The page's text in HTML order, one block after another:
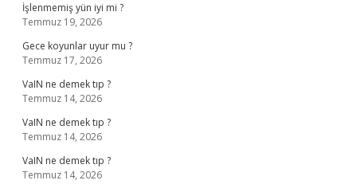
İşlenmemiş yün iyi mi ?
Temmuz 19, 2026
Gece koyunlar uyur mu ?
Temmuz 17, 2026
VaIN ne demek tıp ?
Temmuz 14, 2026
VaIN ne demek tıp ?
Temmuz 14, 2026
VaIN ne demek tıp ?
Temmuz 14, 2026